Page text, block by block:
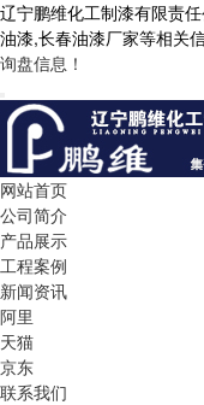
辽宁鹏维化工制漆有限责
油漆,长春油漆厂家等相关
询盘信息！
网站首页
公司简介
产品展示
工程案例
新闻资讯
阿里
天猫
京东
联系我们